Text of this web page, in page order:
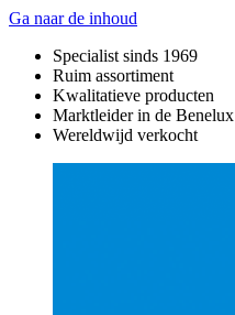
Ga naar de inhoud
Specialist sinds 1969
Ruim assortiment
Kwalitatieve producten
Marktleider in de Benelux
Wereldwijd verkocht